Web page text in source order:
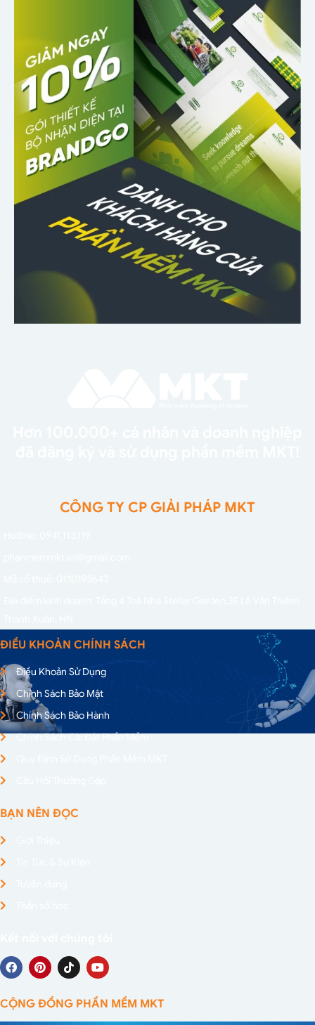
CÔNG TY CP GIẢI PHÁP MKT
ĐIỀU KHOẢN CHÍNH SÁCH
Điều Khoản Sử Dụng
Chính Sách Bảo Mật
Chính Sách Bảo Hành
Chính Sách Cài Đặt Phần Mềm
BẠN NÊN ĐỌC
CỘNG ĐỒNG PHẦN MỀM MKT